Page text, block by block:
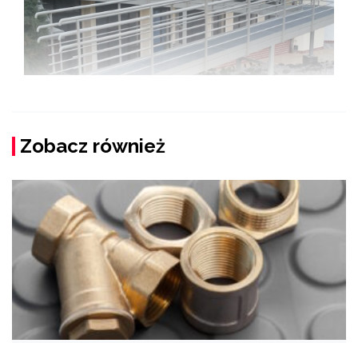
Zobacz również